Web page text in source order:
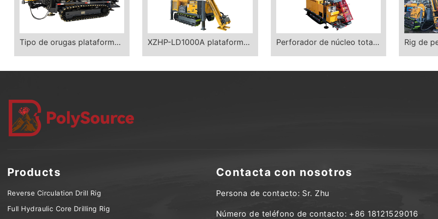
Tipo de orugas plataforma de perforación de núcleo XZHP-LD1000A plataforma de taladro de núcleo Perforador de núcleo totalmente hidráulico XZCR-N18A
Products
Reverse Circulation Drill Rig
Full Hydraulic Core Drilling Rig
Contacta con nosotros
Persona de contacto: Sr. Zhu
Número de teléfono de contacto: +86 18121529016